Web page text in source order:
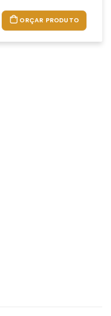
ORÇAR PRODUTO
- Medida: 43x26